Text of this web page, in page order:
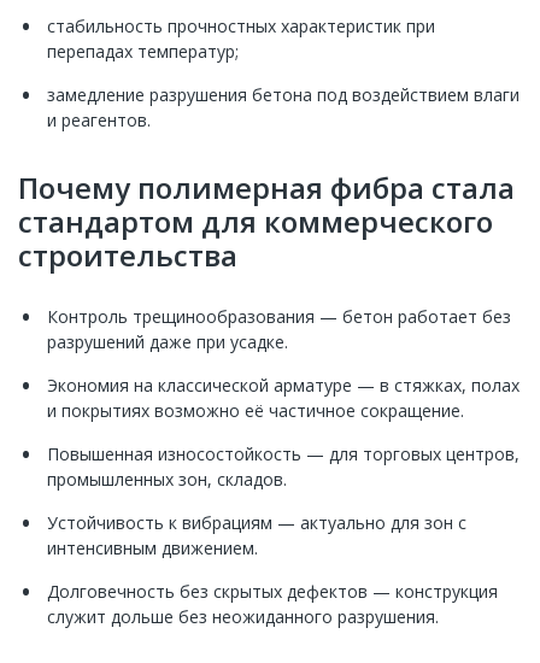
стабильность прочностных характеристик при
перепадах температур;
замедление разрушения бетона под воздействием влаги
и реагентов.
Почему полимерная фибра стала
стандартом для коммерческого
строительства
Контроль трещинообразования — бетон работает без
разрушений даже при усадке.
Экономия на классической арматуре — в стяжках, полах
и покрытиях возможно её частичное сокращение.
Повышенная износостойкость — для торговых центров,
промышленных зон, складов.
Устойчивость к вибрациям — актуально для зон с
интенсивным движением.
Долговечность без скрытых дефектов — конструкция
служит дольше без неожиданного разрушения.